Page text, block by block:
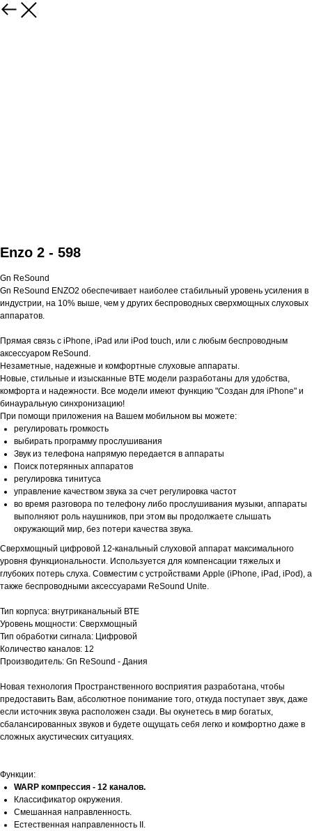
Enzo 2 - 598
Gn ReSound
Gn ReSound ENZO2 обеспечивает наиболее стабильный уровень усиления в
индустрии, на 10% выше, чем у других беспроводных сверхмощных слуховых
аппаратов.
Прямая связь с iPhone, iPad или iPod touch, или с любым беспроводным
аксессуаром ReSound.
Незаметные, надежные и комфортные слуховые аппараты.
Новые, стильные и изысканные BTE модели разработаны для удобства,
комфорта и надежности. Все модели имеют функцию "Создан для iPhone" и
бинауральную синхронизацию!
При помощи приложения на Вашем мобильном вы можете:
регулировать громкость
выбирать программу прослушивания
Звук из телефона напрямую передается в аппараты
Поиск потерянных аппаратов
регулировка тинитуса
управление качеством звука за счет регулировка частот
во время разговора по телефону либо прослушивания музыки, аппараты
выполняют роль наушников, при этом вы продолжаете слышать
окружающий мир, без потери качества звука.
Сверхмощный цифровой 12-канальный слуховой аппарат максимального
уровня функциональности. Используется для компенсации тяжелых и
глубоких потерь слуха. Совместим с устройствами Apple (iPhone, iPad, iPod), а
также беспроводными аксессуарами ReSound Unite.
Тип корпуса: внутриканальный ВТЕ
Уровень мощности: Сверхмощный
Тип обработки сигнала: Цифровой
Количество каналов: 12
Производитель: Gn ReSound - Дания
Новая технология Пространственного восприятия разработана, чтобы
предоставить Вам, абсолютное понимание того, откуда поступает звук, даже
если источник звука расположен сзади. Вы окунетесь в мир богатых,
сбалансированных звуков и будете ощущать себя легко и комфортно даже в
сложных акустических ситуациях.
Функции:
WARP компрессия - 12 каналов.
Классификатор окружения.
Смешанная направленность.
Естественная направленность II.